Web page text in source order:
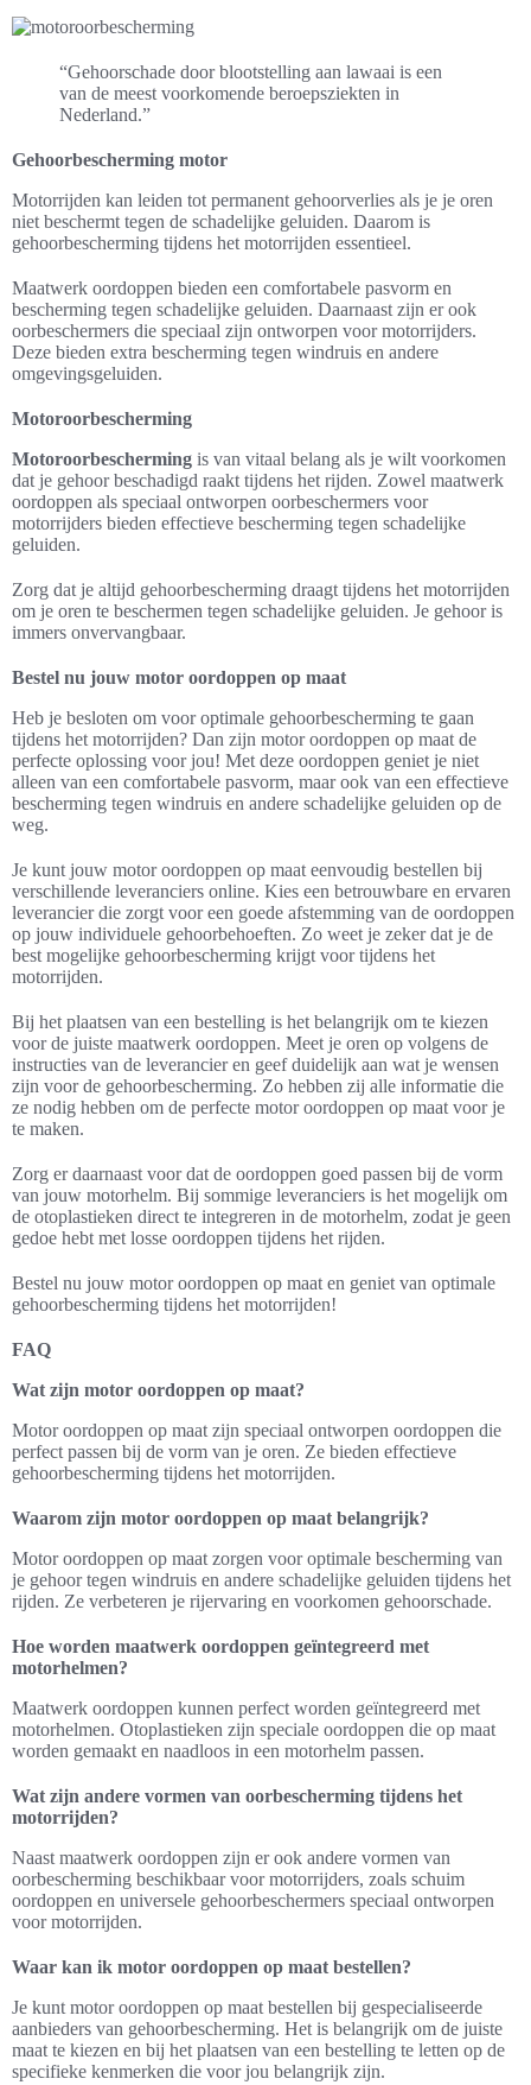
“Gehoorschade door blootstelling aan lawaai is een
van de meest voorkomende beroepsziekten in
Nederland.”
Gehoorbescherming motor
Motorrijden kan leiden tot permanent gehoorverlies als je je oren
niet beschermt tegen de schadelijke geluiden. Daarom is
gehoorbescherming tijdens het motorrijden essentieel.
Maatwerk oordoppen bieden een comfortabele pasvorm en
bescherming tegen schadelijke geluiden. Daarnaast zijn er ook
oorbeschermers die speciaal zijn ontworpen voor motorrijders.
Deze bieden extra bescherming tegen windruis en andere
omgevingsgeluiden.
Motoroorbescherming
Motoroorbescherming is van vitaal belang als je wilt voorkomen
dat je gehoor beschadigd raakt tijdens het rijden. Zowel maatwerk
oordoppen als speciaal ontworpen oorbeschermers voor
motorrijders bieden effectieve bescherming tegen schadelijke
geluiden.
Zorg dat je altijd gehoorbescherming draagt tijdens het motorrijden
om je oren te beschermen tegen schadelijke geluiden. Je gehoor is
immers onvervangbaar.
Bestel nu jouw motor oordoppen op maat
Heb je besloten om voor optimale gehoorbescherming te gaan
tijdens het motorrijden? Dan zijn motor oordoppen op maat de
perfecte oplossing voor jou! Met deze oordoppen geniet je niet
alleen van een comfortabele pasvorm, maar ook van een effectieve
bescherming tegen windruis en andere schadelijke geluiden op de
weg.
Je kunt jouw motor oordoppen op maat eenvoudig bestellen bij
verschillende leveranciers online. Kies een betrouwbare en ervaren
leverancier die zorgt voor een goede afstemming van de oordoppen
op jouw individuele gehoorbehoeften. Zo weet je zeker dat je de
best mogelijke gehoorbescherming krijgt voor tijdens het
motorrijden.
Bij het plaatsen van een bestelling is het belangrijk om te kiezen
voor de juiste maatwerk oordoppen. Meet je oren op volgens de
instructies van de leverancier en geef duidelijk aan wat je wensen
zijn voor de gehoorbescherming. Zo hebben zij alle informatie die
ze nodig hebben om de perfecte motor oordoppen op maat voor je
te maken.
Zorg er daarnaast voor dat de oordoppen goed passen bij de vorm
van jouw motorhelm. Bij sommige leveranciers is het mogelijk om
de otoplastieken direct te integreren in de motorhelm, zodat je geen
gedoe hebt met losse oordoppen tijdens het rijden.
Bestel nu jouw motor oordoppen op maat en geniet van optimale
gehoorbescherming tijdens het motorrijden!
FAQ
Wat zijn motor oordoppen op maat?
Motor oordoppen op maat zijn speciaal ontworpen oordoppen die
perfect passen bij de vorm van je oren. Ze bieden effectieve
gehoorbescherming tijdens het motorrijden.
Waarom zijn motor oordoppen op maat belangrijk?
Motor oordoppen op maat zorgen voor optimale bescherming van
je gehoor tegen windruis en andere schadelijke geluiden tijdens het
rijden. Ze verbeteren je rijervaring en voorkomen gehoorschade.
Hoe worden maatwerk oordoppen geïntegreerd met
motorhelmen?
Maatwerk oordoppen kunnen perfect worden geïntegreerd met
motorhelmen. Otoplastieken zijn speciale oordoppen die op maat
worden gemaakt en naadloos in een motorhelm passen.
Wat zijn andere vormen van oorbescherming tijdens het
motorrijden?
Naast maatwerk oordoppen zijn er ook andere vormen van
oorbescherming beschikbaar voor motorrijders, zoals schuim
oordoppen en universele gehoorbeschermers speciaal ontworpen
voor motorrijden.
Waar kan ik motor oordoppen op maat bestellen?
Je kunt motor oordoppen op maat bestellen bij gespecialiseerde
aanbieders van gehoorbescherming. Het is belangrijk om de juiste
maat te kiezen en bij het plaatsen van een bestelling te letten op de
specifieke kenmerken die voor jou belangrijk zijn.